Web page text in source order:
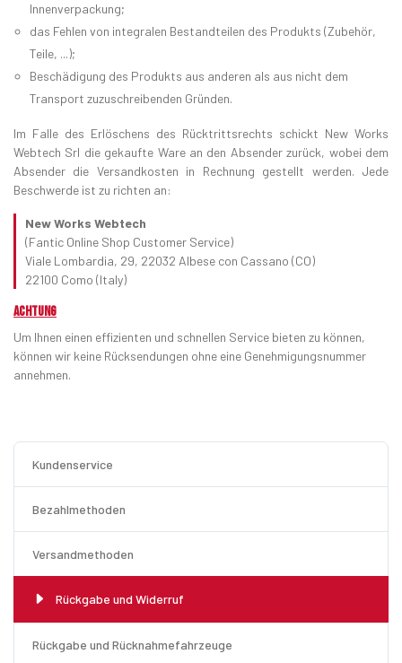
Innenverpackung;
das Fehlen von integralen Bestandteilen des Produkts (Zubehör,
Teile, ...);
Beschädigung des Produkts aus anderen als aus nicht dem
Transport zuzuschreibenden Gründen.
Im Falle des Erlöschens des Rücktrittsrechts schickt New Works
Webtech Srl die gekaufte Ware an den Absender zurück, wobei dem
Absender die Versandkosten in Rechnung gestellt werden. Jede
Beschwerde ist zu richten an:
New Works Webtech
(Fantic Online Shop Customer Service)
Viale Lombardia, 29, 22032 Albese con Cassano (CO)
22100 Como (Italy)
ACHTUNG
Um Ihnen einen effizienten und schnellen Service bieten zu können,
können wir keine Rücksendungen ohne eine Genehmigungsnummer
annehmen.
Kundenservice
Bezahlmethoden
Versandmethoden
Rückgabe und Widerruf
Rückgabe und Rücknahmefahrzeuge